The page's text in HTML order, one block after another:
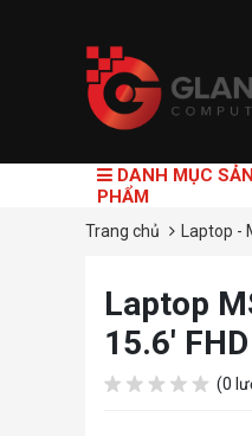
DANH MỤC SẢN
PHẨM
Trang chủ Laptop -
Laptop
15.6'
(0